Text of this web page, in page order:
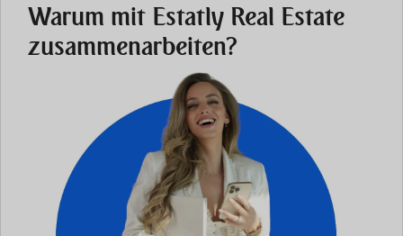
Warum mit Estatly Real Estate
zusammenarbeiten?